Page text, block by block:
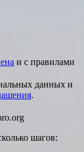
и с правилами
данных и
.
шагов: